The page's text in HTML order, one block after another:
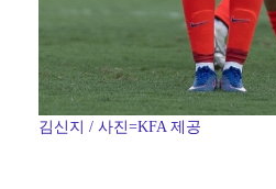
김신지 / 사진=KFA 제공